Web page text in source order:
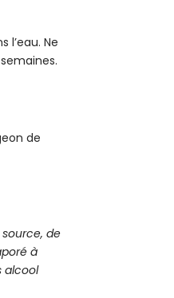
l’eau. Ne
de
de
à
alcool